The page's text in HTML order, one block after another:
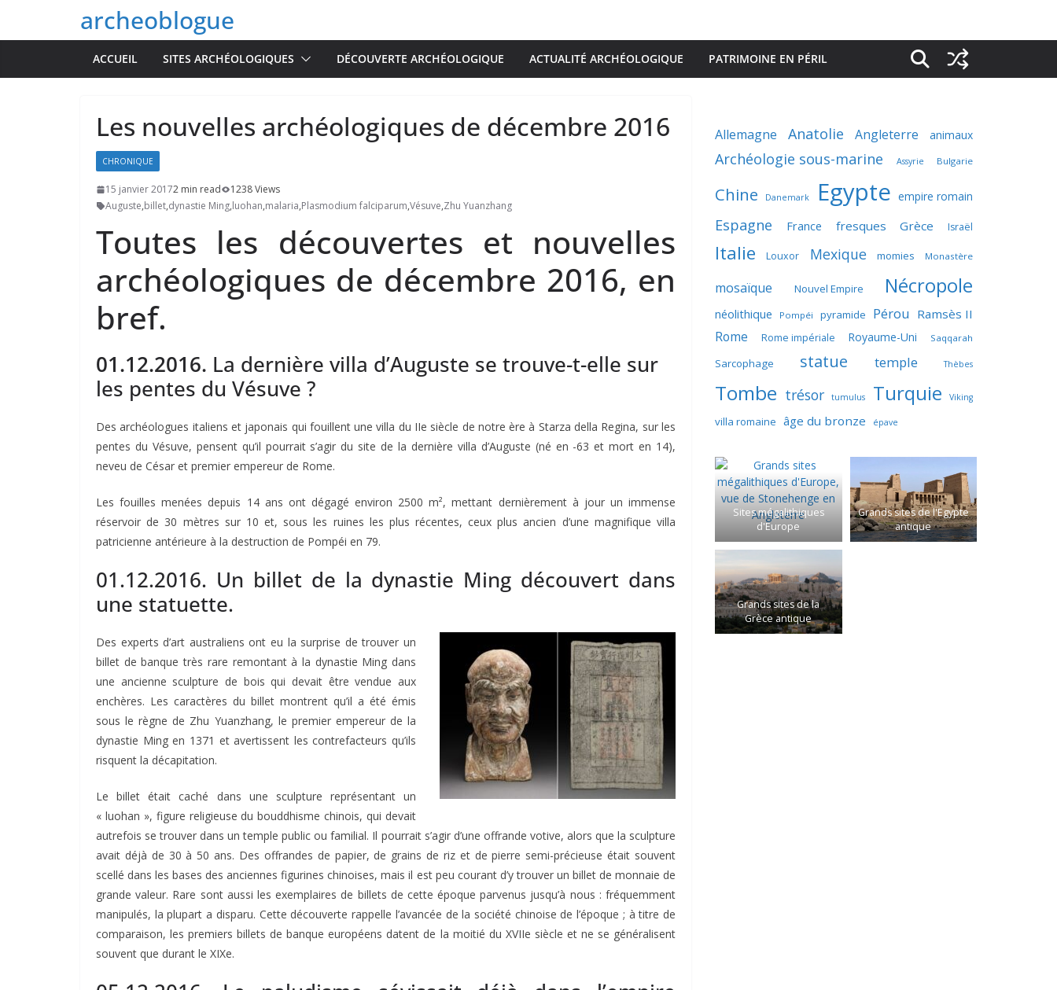
archeoblogue
ACCUEIL SITES ARCHÉOLOGIQUES DÉCOUVERTE ARCHÉOLOGIQUE ACTUALITÉ ARCHÉOLOGIQUE PATRIMOINE EN PÉRIL
Les nouvelles archéologiques de décembre 2016
CHRONIQUE
15 janvier 20172 min read
1238 Views
Auguste,billet,dynastie Ming,luohan,malaria,Plasmodium falciparum,Vésuve,Zhu Yuanzhang
Toutes les découvertes et nouvelles
archéologiques de décembre 2016, en
bref.
01.12.2016. La dernière villa d’Auguste se trouve-t-elle sur
les pentes du Vésuve ?
Des archéologues italiens et japonais qui fouillent une villa du IIe siècle de notre ère à Starza della Regina, sur les
pentes du Vésuve, pensent qu’il pourrait s’agir du site de la dernière villa d’Auguste (né en -63 et mort en 14),
neveu de César et premier empereur de Rome.
Les fouilles menées depuis 14 ans ont dégagé environ 2500 m², mettant dernièrement à jour un immense
réservoir de 30 mètres sur 10 et, sous les ruines les plus récentes, ceux plus ancien d’une magnifique villa
patricienne antérieure à la destruction de Pompéi en 79.
01.12.2016. Un billet de la dynastie Ming découvert dans
une statuette.
Des experts d’art australiens ont eu la surprise de trouver un
billet de banque très rare remontant à la dynastie Ming dans
une ancienne sculpture de bois qui devait être vendue aux
enchères. Les caractères du billet montrent qu’il a été émis
sous le règne de Zhu Yuanzhang, le premier empereur de la
dynastie Ming en 1371 et avertissent les contrefacteurs qu’ils
risquent la décapitation.
Le billet était caché dans une sculpture représentant un
« luohan », figure religieuse du bouddhisme chinois, qui devait
autrefois se trouver dans un temple public ou familial. Il pourrait s’agir d’une offrande votive, alors que la sculpture
avait déjà de 30 à 50 ans. Des offrandes de papier, de grains de riz et de pierre semi-précieuse était souvent
scellé dans les bases des anciennes figurines chinoises, mais il est peu courant d’y trouver un billet de monnaie de
grande valeur. Rare sont aussi les exemplaires de billets de cette époque parvenus jusqu’à nous : fréquemment
manipulés, la plupart a disparu. Cette découverte rappelle l’avancée de la société chinoise de l’époque ; à titre de
comparaison, les premiers billets de banque européens datent de la moitié du XVIIe siècle et ne se généralisent
souvent que durant le XIXe.
Allemagne Anatolie Angleterre animaux
Archéologie sous-marine Assyrie Bulgarie
Chine Danemark Egypte empire romain
Espagne France fresques Grèce Israël
Italie Louxor Mexique momies Monastère
mosaïque Nouvel Empire Nécropole
néolithique Pompéi pyramide Pérou Ramsès II
Rome Rome impériale Royaume-Uni Saqqarah
Sarcophage statue temple Thèbes
Tombe trésor tumulus Turquie Viking
villa romaine âge du bronze épave
Sites mégalithiques
d'Europe
Grands sites de l'Egypte
antique
Grands sites de la
Grèce antique